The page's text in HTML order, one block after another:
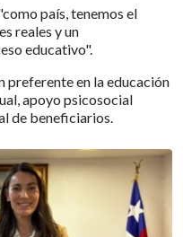
país, tenemos el
reales y un
educativo".
preferente en la educación
apoyo psicosocial
de beneficiarios.